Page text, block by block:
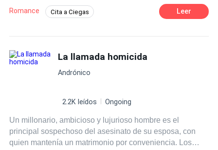
Vicente, el lugar donde crecieron, con planes de
establecerse y comenzar una familia. Sin embargo, un
entre los dos y, a la vez, poniendo a prueba no solo su
relación sino el amor que hay entre los dos. ¿Podrán
Vera y Javier superar este nuevo obstáculo? ¿Podrán
SAFECREATIVE, todos los Derechos Reservados© bajo
Romance Cita a Ciegas
Profesor Contemporánea
Universo Alterno Pasión
Leer
La llamada homicida
Andrónico
2.2K leídos Ongoing
Un millonario, ambicioso y lujurioso hombre es el
principal sospechoso del asesinato de su esposa, con
quien mantenía un matrimonio por conveniencia. Los